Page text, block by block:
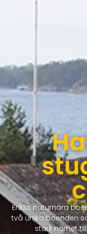
Enkla, naturnära
två unika boenden
stark närhet